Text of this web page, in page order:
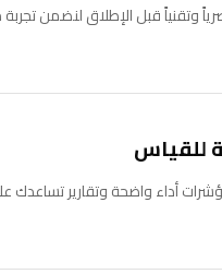
وتقنياً قبل الإطلاق لنضمن
للقياس
أداء واضحة وتقارير تساعدك